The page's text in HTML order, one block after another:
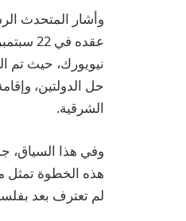
وأشار المتحدث
نيويورك، حيث تم
الشرقية.
وفي هذا السياق،
هذه الخطوة تمثل
لم تعترف بعد